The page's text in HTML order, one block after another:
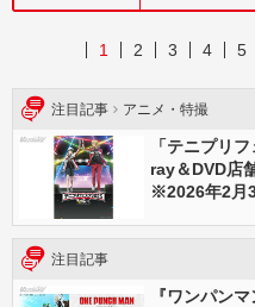
1 2 3 4 5
注目記事 アニメ・特撮
「テニプリ
ray＆DVD店
※2026年2月
注目記事
『ワンパン